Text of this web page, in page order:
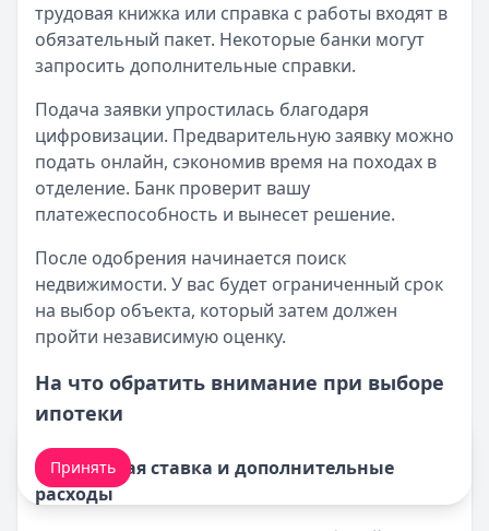
трудовая книжка или справка с работы входят в
обязательный пакет. Некоторые банки могут
запросить дополнительные справки.
Подача заявки упростилась благодаря
цифровизации. Предварительную заявку можно
подать онлайн, сэкономив время на походах в
отделение. Банк проверит вашу
платежеспособность и вынесет решение.
После одобрения начинается поиск
недвижимости. У вас будет ограниченный срок
на выбор объекта, который затем должен
пройти независимую оценку.
На что обратить внимание при выборе
ипотеки
Процентная ставка и дополнительные
расходы
Принять